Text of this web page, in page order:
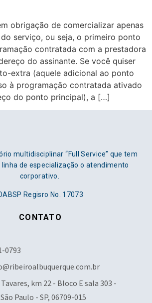
obrigação de comercializar apenas
serviço, ou seja, o primeiro ponto
contratada com a prestadora
do assinante. Se você quiser
extra (aquele adicional ao ponto
à programação contratada ativado
do ponto principal), a […]
multidisciplinar “Full Service” que tem
de especialização o atendimento
corporativo.
Regisro No. 17073
CONTATO
0793
km 22 - Bloco E sala 303 -
Paulo - SP, 06709-015